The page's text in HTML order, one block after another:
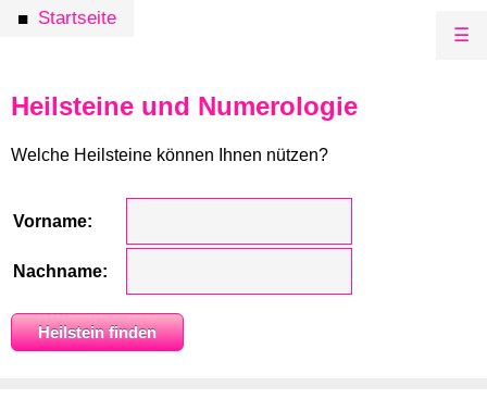
■ Startseite
☰
Heilsteine und Numerologie
Welche Heilsteine können Ihnen nützen?
Vorname:
Nachname: